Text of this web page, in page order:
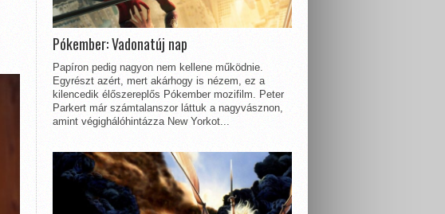
Pókember: Vadonatúj nap
Papíron pedig nagyon nem kellene működnie.
Egyrészt azért, mert akárhogy is nézem, ez a
kilencedik élőszereplős Pókember mozifilm. Peter
Parkert már számtalanszor láttuk a nagyvásznon,
amint végighálóhintázza New Yorkot...